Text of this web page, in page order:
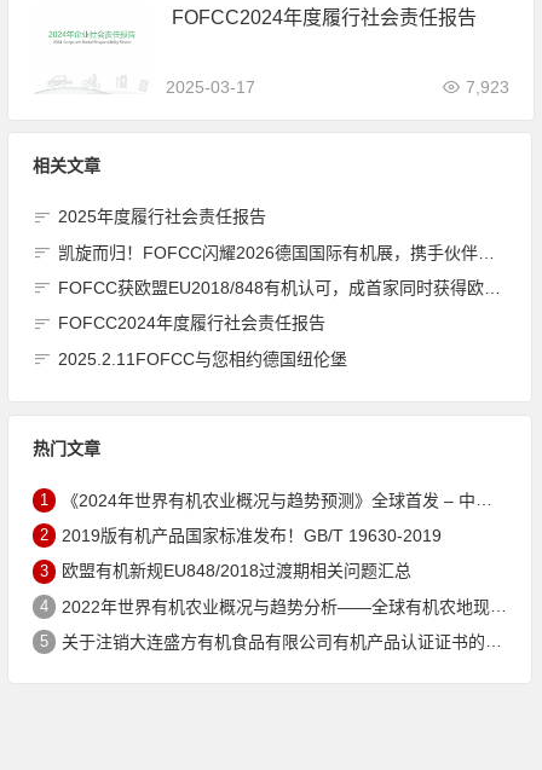
FOFCC2024年度履行社会责任报告
2025-03-17 7,923
相关文章
2025年度履行社会责任报告
凯旋而归！FOFCC闪耀2026德国国际有机展，携手伙伴共拓全球有机新未来
FOFCC获欧盟EU2018/848有机认可，成首家同时获得欧盟、北美、日本有机认可的中国内资认证机构
FOFCC2024年度履行社会责任报告
2025.2.11FOFCC与您相约德国纽伦堡
热门文章
1 《2024年世界有机农业概况与趋势预测》全球首发 – 中国有机市场规模跻身世界第三
2 2019版有机产品国家标准发布！GB/T 19630-2019
3 欧盟有机新规EU848/2018过渡期相关问题汇总
4 2022年世界有机农业概况与趋势分析——全球有机农地现状与有机食品（含饮料）市场
5 关于注销大连盛方有机食品有限公司有机产品认证证书的公告